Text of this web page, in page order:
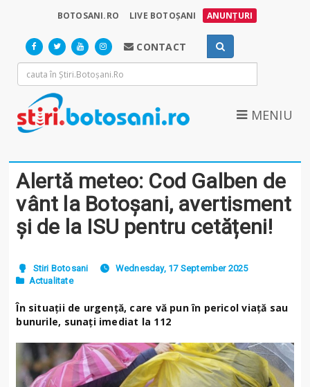
BOTOSANI.RO LIVE BOTOȘANI ANUNȚURI
CONTACT
MENIU
Alertă meteo: Cod Galben de
vânt la Botoșani, avertisment
și de la ISU pentru cetățeni!
Stiri Botosani
Wednesday, 17 September 2025
Actualitate
În situații de urgență, care vă pun în pericol viață sau
bunurile, sunați imediat la 112